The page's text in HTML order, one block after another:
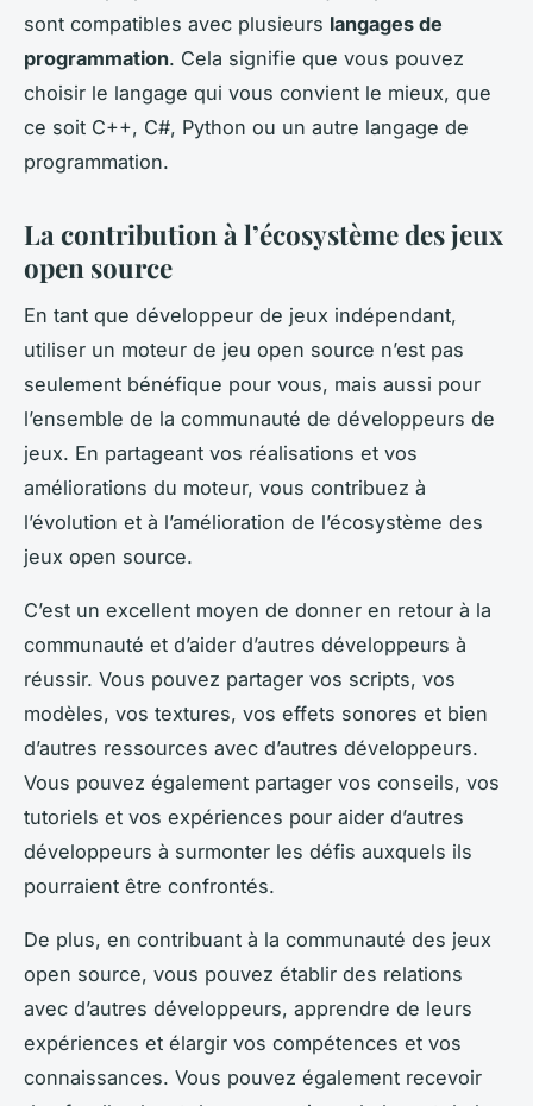
sont compatibles avec plusieurs langages de
programmation. Cela signifie que vous pouvez
choisir le langage qui vous convient le mieux, que
ce soit C++, C#, Python ou un autre langage de
programmation.
La contribution à l’écosystème des jeux
open source
En tant que développeur de jeux indépendant,
utiliser un moteur de jeu open source n’est pas
seulement bénéfique pour vous, mais aussi pour
l’ensemble de la communauté de développeurs de
jeux. En partageant vos réalisations et vos
améliorations du moteur, vous contribuez à
l’évolution et à l’amélioration de l’écosystème des
jeux open source.
C’est un excellent moyen de donner en retour à la
communauté et d’aider d’autres développeurs à
réussir. Vous pouvez partager vos scripts, vos
modèles, vos textures, vos effets sonores et bien
d’autres ressources avec d’autres développeurs.
Vous pouvez également partager vos conseils, vos
tutoriels et vos expériences pour aider d’autres
développeurs à surmonter les défis auxquels ils
pourraient être confrontés.
De plus, en contribuant à la communauté des jeux
open source, vous pouvez établir des relations
avec d’autres développeurs, apprendre de leurs
expériences et élargir vos compétences et vos
connaissances. Vous pouvez également recevoir